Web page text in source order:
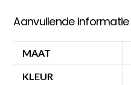
Aanvullende informatie
MAAT
KLEUR